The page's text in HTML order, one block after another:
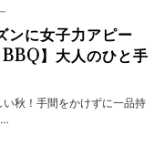
ンに女子力アピー
】大人のひと手
い秋！手間をかけずに一品持